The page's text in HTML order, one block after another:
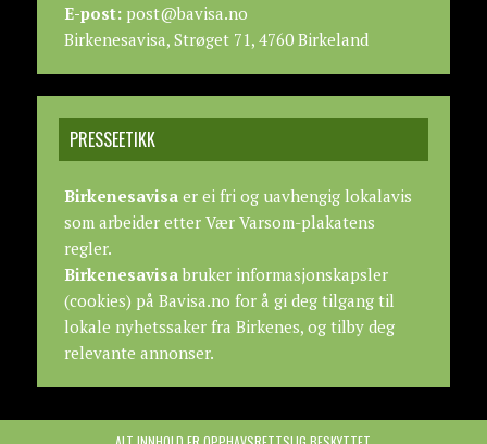
E-post:post@bavisa.no
Birkenesavisa, Strøget 71, 4760 Birkeland
PRESSEETIKK
Birkenesavisaer ei fri og uavhengig lokalavis
som arbeider etter Vær Varsom-plakatens
regler.
Birkenesavisabruker informasjonskapsler
(cookies) på Bavisa.no for å gi deg tilgang til
lokale nyhetssaker fra Birkenes, og tilby deg
relevante annonser.